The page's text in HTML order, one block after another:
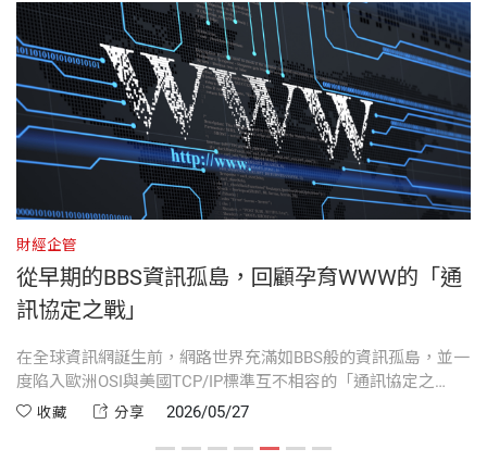
我們依然有機會重新設計網路，重建一個真正開放、
由人擁有、為人所用的數位未來。
第7章 成長陣痛：平台壟斷與標準化的角力
第8章 科技與社會：隱私、監控與公民權利
第9章 行動網路：智慧型手機帶來的典範轉移
第10章 為所有人：守護開放網路的核心價值
第11章 開放資料：打破資訊孤島的民主實踐
第12章 機器學習：AI時代的機遇與風險
第13章 設計缺陷：當網路淪為極化世界與成癮的工
W）的構想。當時，我在瑞士的粒子加速器實驗室擔
任程式設計師，沒有人要求我做這種東西，也幾乎沒
有人預料到這樣的網路日後會有何結果。我沒去過矽
谷，和創投毫無關聯，離史丹佛大學（Stanford Univ
ersity）與麻省理工學院（Massachusetts Institute o
f Technology, MIT）等電腦科學研究中心也很遙遠。
先前，我沒發明過任何東西，沒有專利，沒創過業，
沒管理過團隊，發表的研究論文也只有寥寥數篇。
我工作的地方起初叫做歐洲核子研究理事會（Europe
an Council for Nuclear Research），後來改名為歐洲
核子研究組織（European Organization for Nuclear R
於科技發展的核心地位。
——艾爾．高爾（Al Gore），美國前副總統
伯納斯－李在最偉大的發明家之中依然地位崇高。他
之所以名留青史，不僅是因為他開創全球資訊網，更
出於他讓所有人都能免費使用。除此之外，他充滿創
造力的故事仍在續寫：他的Solid 專案正試圖將科技
的控制權，交還給真正且理當擁有它的主人，那就是
——高登．布朗（Gordon Brown），英國前首相
協會（W3C）、開放資料研究所（ODI）、全球資訊
網基金會工作，並開發Solid協定，也是Inrupt公司的
技術長和共同創辦人。
他篤信科技的正面力量，致力於提倡共享標準、全民
開放網路存取，賦權個人掌控網路，被《時代》雜誌
選為二十世紀最具影響力的人物之一。他並榮獲多項
殊榮，包括首爾和平獎、電腦科學最高榮譽的圖靈
獎。2004年獲頒爵士頭銜，由英國女王伊莉莎白二世
親自授予功績勳章。
書號 BCB912
出版社 天下文化
裝幀 平裝
開本 14.8×21×2.45cm
印刷規格 黑白
財經企管
從早期的BBS資訊孤島，回顧孕育WWW的「通
訊協定之戰」
在全球資訊網誕生前，網路世界充滿如BBS般的資訊孤島，並一
度陷入歐洲OSI與美國TCP/IP標準互不相容的「通訊協定之
戰」。CERN實驗室最終克服歐洲國家的政治考量，果斷擁抱
傳輸（FTP）的局限感到不滿，開始在喝咖啡的空檔構思一種路
收藏 分享 2026/05/27